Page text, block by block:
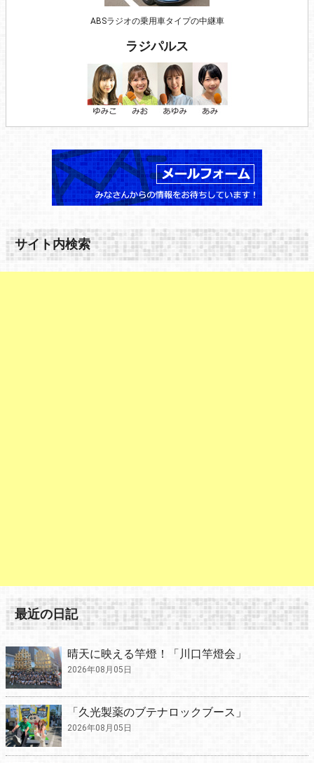
ABSラジオの乗用車タイプの中継車
ラジパルス
サイト内検索
最近の日記
晴天に映える竿燈！「川口竿燈会」
2026年08月05日
「久光製薬のブテナロックブース」
2026年08月05日